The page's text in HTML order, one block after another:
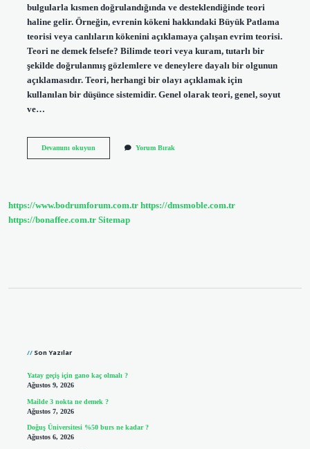
bulgularla kısmen doğrulandığında ve desteklendiğinde teori
haline gelir. Örneğin, evrenin kökeni hakkındaki Büyük Patlama
teorisi veya canlıların kökenini açıklamaya çalışan evrim teorisi.
Teori ne demek felsefe? Bilimde teori veya kuram, tutarlı bir
şekilde doğrulanmış gözlemlere ve deneylere dayalı bir olgunun
açıklamasıdır. Teori, herhangi bir olayı açıklamak için
kullanılan bir düşünce sistemidir. Genel olarak teori, genel, soyut
ve…
Devamını okuyunTeori
Yorum Bırak
https://www.bodrumforum.com.tr https://dmsmoble.com.tr
https://bonaffee.com.tr Sitemap
Son Yazılar
Yatay geçiş için gano kaç olmalı ?
Ağustos 9, 2026
Mailde 3 nokta ne demek ?
Ağustos 7, 2026
Doğuş Üniversitesi %50 burs ne kadar ?
Ağustos 6, 2026